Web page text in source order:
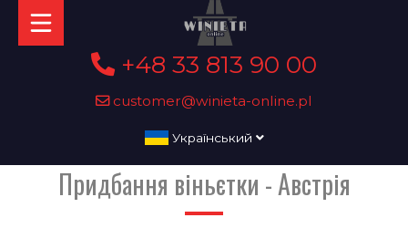
+48 33 813 90 00
customer@winieta-online.pl
Український
Придбання віньєтки - Австрія